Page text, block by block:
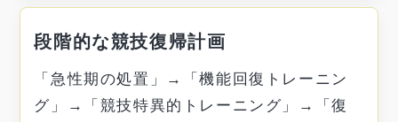
段階的な競技復帰計画
「急性期の処置」→「機能回復トレーニン
グ」→「競技特異的トレーニング」→「復